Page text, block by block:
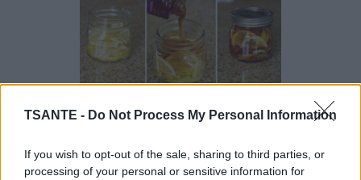
TSANTE - Do Not Process My Personal Information
If you wish to opt-out of the sale, sharing to third parties, or
processing of your personal or sensitive information for
Verser du thé Dans un bocal… combiner à des tranches
de citron, du miel et du gingembre si possible coupé en
Fermer le récipient et le mettre dans le réfrigérateur, une
gelée se forme.